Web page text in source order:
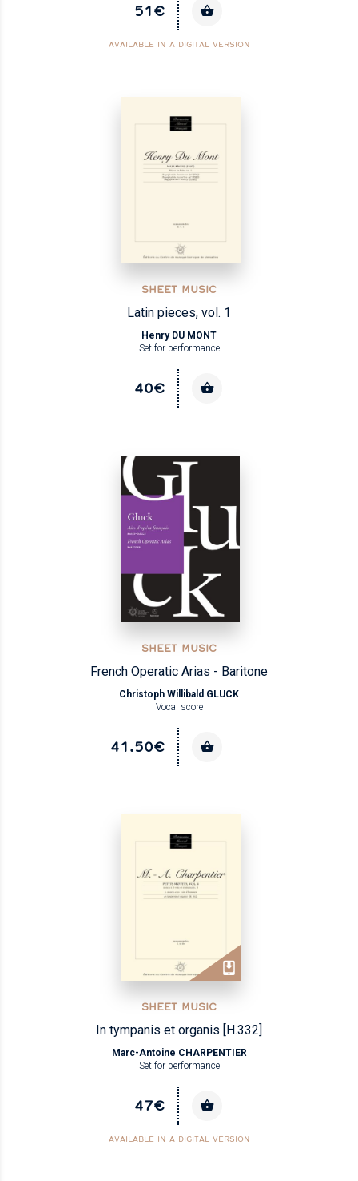
51€
AVAILABLE IN A DIGITAL VERSION
SHEET MUSIC
Latin pieces, vol. 1
Henry DU MONT
Set for performance
40€
SHEET MUSIC
French Operatic Arias - Baritone
Christoph Willibald GLUCK
Vocal score
41.50€
SHEET MUSIC
In tympanis et organis [H.332]
Marc-Antoine CHARPENTIER
Set for performance
47€
AVAILABLE IN A DIGITAL VERSION